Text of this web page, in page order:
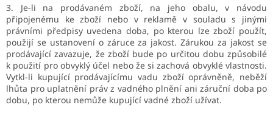
3. Je-li na prodávaném zboží, na jeho obalu, v návodu
připojenému ke zboží nebo v reklamě v souladu s jinými
právními předpisy uvedena doba, po kterou lze zboží použít,
použijí se ustanovení o záruce za jakost. Zárukou za jakost se
prodávající zavazuje, že zboží bude po určitou dobu způsobilé
k použití pro obvyklý účel nebo že si zachová obvyklé vlastnosti.
Vytkl-li kupující prodávajícímu vadu zboží oprávněně, neběží
lhůta pro uplatnění práv z vadného plnění ani záruční doba po
dobu, po kterou nemůže kupující vadné zboží užívat.